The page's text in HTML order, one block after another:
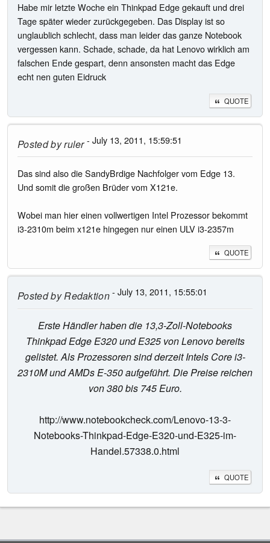
Habe mir letzte Woche ein Thinkpad Edge gekauft und drei
Tage später wieder zurückgegeben. Das Display ist so
unglaublich schlecht, dass man leider das ganze Notebook
vergessen kann. Schade, schade, da hat Lenovo wirklich am
falschen Ende gespart, denn ansonsten macht das Edge
echt nen guten Eidruck
QUOTE
Posted byruler- July 13, 2011, 15:59:51
Das sind also die SandyBrdige Nachfolger vom Edge 13.
Und somit die großen Brüder vom X121e.
Wobei man hier einen vollwertigen Intel Prozessor bekommt
i3-2310m beim x121e hingegen nur einen ULV i3-2357m
QUOTE
Posted byRedaktion- July 13, 2011, 15:55:01
Erste Händler haben die 13,3-Zoll-Notebooks
Thinkpad Edge E320 und E325 von Lenovo bereits
gelistet. Als Prozessoren sind derzeit Intels Core i3-
2310M und AMDs E-350 aufgeführt. Die Preise reichen
von 380 bis 745 Euro.
http://www.notebookcheck.com/Lenovo-13-3-
Notebooks-Thinkpad-Edge-E320-und-E325-im-
Handel.57338.0.html
QUOTE